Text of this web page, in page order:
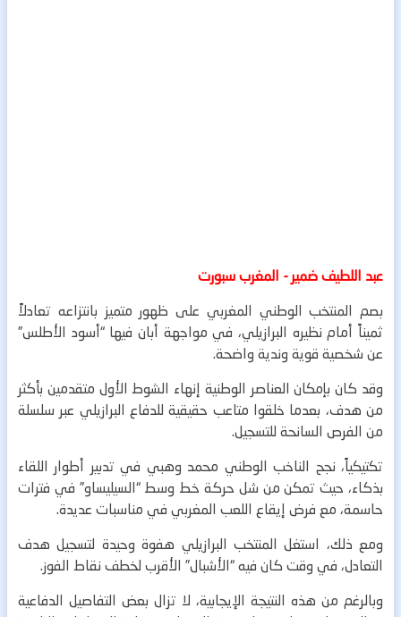
عبد اللطيف ضمير - المغرب سبورت
بصم المنتخب الوطني المغربي على ظهور متميز بانتزاعه تعادلاً
ثميناً أمام نظيره البرازيلي، في مواجهة أبان فيها “أسود الأطلس”
عن شخصية قوية وندية واضحة.
وقد كان بإمكان العناصر الوطنية إنهاء الشوط الأول متقدمين بأكثر
من هدف، بعدما خلقوا متاعب حقيقية للدفاع البرازيلي عبر سلسلة
من الفرص السانحة للتسجيل.
تكتيكياً، نجح الناخب الوطني محمد وهبي في تدبير أطوار اللقاء
بذكاء، حيث تمكن من شل حركة خط وسط “السيليساو” في فترات
حاسمة، مع فرض إيقاع اللعب المغربي في مناسبات عديدة.
ومع ذلك، استغل المنتخب البرازيلي هفوة وحيدة لتسجيل هدف
التعادل، في وقت كان فيه “الأشبال” الأقرب لخطف نقاط الفوز.
وبالرغم من هذه النتيجة الإيجابية، لا تزال بعض التفاصيل الدفاعية